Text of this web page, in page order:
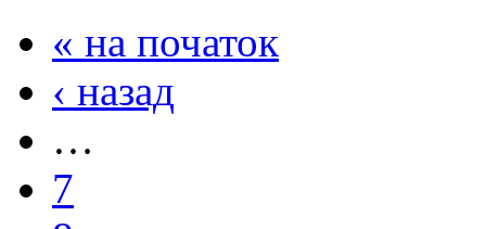
« на початок
‹ назад
…
7